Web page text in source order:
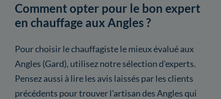
Comment opter pour le bon expert
en chauffage aux Angles ?
Pour choisir le chauffagiste le mieux évalué aux
Angles (Gard), utilisez notre sélection d'experts.
Pensez aussi à lire les avis laissés par les clients
précédents pour trouver l'artisan des Angles qui